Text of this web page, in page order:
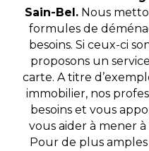
Sain-Bel.Nous
formules de
besoins. Si ceux-ci
proposons un
carte. A titre
immobilier, nos
besoins et vous
vous aider à mener
Pour de plus